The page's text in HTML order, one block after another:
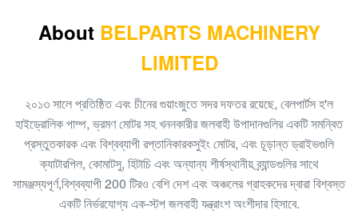
4217015
K3V112DTP SK225 SY215-9 খনক হাইড্রোলিক পাম্প
DH300-7 খনক K5V140DTP পিস্টন তেল পাম্প
খননকারক E330 জলবাহী প্রধান পাম্প A8V0160 1368898
খননকারক E330C হাইড্রোলিক গিয়ার পাম্প, ছোট সোলার পাম্প
2042860
About BELPARTS MACHINERY
LIMITED
২০১৩ সালে প্রতিষ্ঠিত এবং চীনের গুয়াংজুতে সদর দফতর রয়েছে, বেলপার্টস হ'ল
হাইড্রোলিক পাম্প, ভ্রমণ মোটর সহ খননকারীর জলবাহী উপাদানগুলির একটি সমন্বিত
প্রস্তুতকারক এবং বিশ্বব্যাপী রপ্তানিকারকসুইং মোটর, এবং চূড়ান্ত ড্রাইভগুলি
ক্যাটারপিল, কোমাটসু, হিটাচি এবং অন্যান্য শীর্ষস্থানীয় ব্র্যান্ডগুলির সাথে
সামঞ্জস্যপূর্ণ,বিশ্বব্যাপী 200 টিরও বেশি দেশ এবং অঞ্চলের গ্রাহকদের দ্বারা বিশ্বস্ত
একটি নির্ভরযোগ্য এক-স্টপ জলবাহী যন্ত্রাংশ অংশীদার হিসাবে.